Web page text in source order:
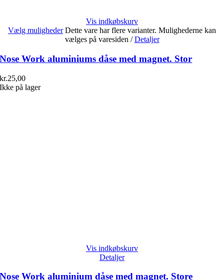
Vis indkøbskurv
Vælg muligheder Dette vare har flere varianter. Mulighederne kan
vælges på varesiden / Detaljer
Nose Work aluminiums dåse med magnet. Stor
kr.25,00
Ikke på lager
Vis indkøbskurv
Detaljer
Nose Work aluminium dåse med magnet. Store